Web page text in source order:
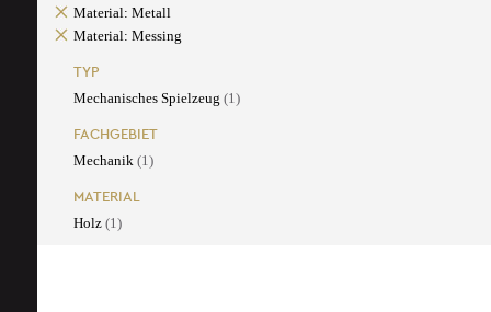
Material: Metall
Material: Messing
TYP
Mechanisches Spielzeug (1)
FACHGEBIET
Mechanik (1)
MATERIAL
Holz (1)